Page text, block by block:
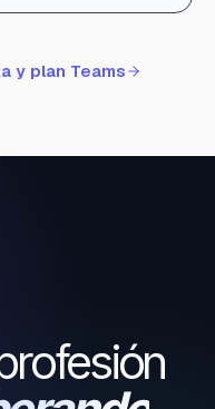
y plan Teams